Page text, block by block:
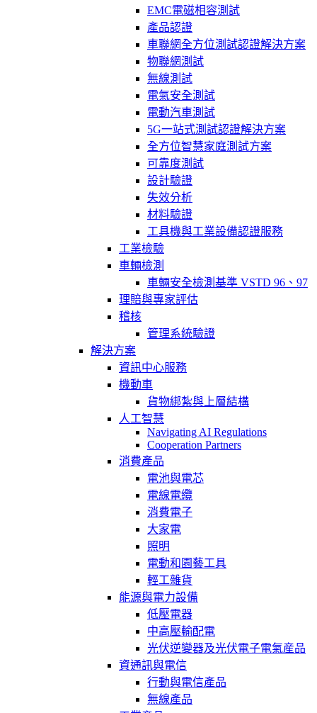
EMC電磁相容測試
產品認證
車聯網全方位測試認證解決方案
物聯網測試
無線測試
電氣安全測試
電動汽車測試
5G一站式測試認證解決方案
全方位智慧家庭測試方案
可靠度測試
設計驗證
失效分析
材料驗證
工具機與工業設備認證服務
工業檢驗
車輛檢測
車輛安全檢測基準 VSTD 96、97
理賠與專家評估
稽核
管理系統驗證
解決方案
資訊中心服務
機動車
貨物綁紮與上層結構
人工智慧
Navigating AI Regulations
Cooperation Partners
消費產品
電池與電芯
電線電纜
消費電子
大家電
照明
電動和園藝工具
輕工雜貨
能源與電力設備
低壓電器
中高壓輸配電
光伏逆變器及光伏電子電氣産品
資通訊與電信
行動與電信產品
無線產品